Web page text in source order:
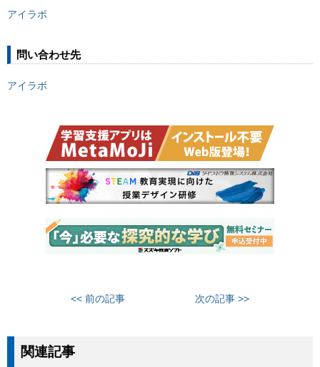
アイラボ
問い合わせ先
アイラボ
<< 前の記事 次の記事 >>
関連記事